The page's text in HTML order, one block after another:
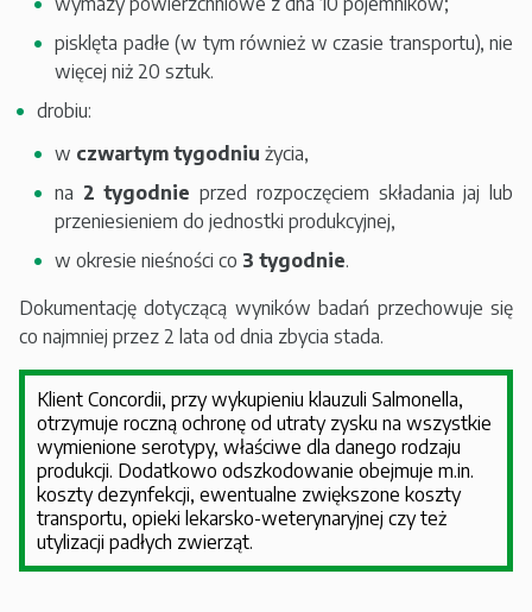
pisklęta padłe (w tym również w czasie transportu), nie
więcej niż 20 sztuk.
drobiu:
w czwartym tygodniu życia,
na 2 tygodnie przed rozpoczęciem składania jaj lub
przeniesieniem do jednostki produkcyjnej,
w okresie nieśności co 3 tygodnie.
Dokumentację dotyczącą wyników badań przechowuje się
co najmniej przez 2 lata od dnia zbycia stada.
Klient Concordii, przy wykupieniu klauzuli Salmonella,
otrzymuje roczną ochronę od utraty zysku na wszystkie
wymienione serotypy, właściwe dla danego rodzaju
produkcji. Dodatkowo odszkodowanie obejmuje m.in.
koszty dezynfekcji, ewentualne zwiększone koszty
transportu, opieki lekarsko-weterynaryjnej czy też
utylizacji padłych zwierząt.